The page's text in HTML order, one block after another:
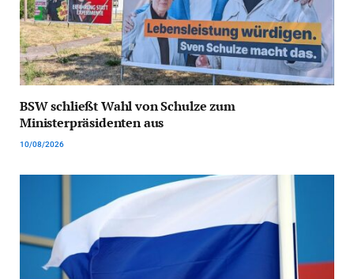
BSW schließt Wahl von Schulze zum
Ministerpräsidenten aus
10/08/2026